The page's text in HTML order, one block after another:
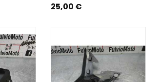
Prix
25,00 €